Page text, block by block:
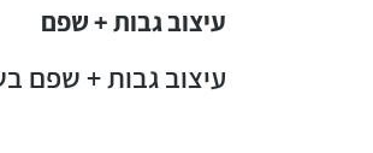
עיצוב גבות + שפם
עיצוב גבות + שפם